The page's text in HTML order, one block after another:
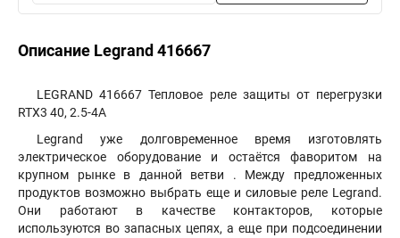
Описание Legrand 416667
LEGRAND 416667 Тепловое реле защиты от перегрузки
RTX3 40, 2.5-4A
Legrand уже долговременное время изготовлять
электрическое оборудование и остаётся фаворитом на
крупном рынке в данной ветви . Между предложенных
продуктов возможно выбрать еще и силовые реле Legrand.
Они работают в качестве контакторов, которые
используются во запасных цепях, а еще при подсоединении